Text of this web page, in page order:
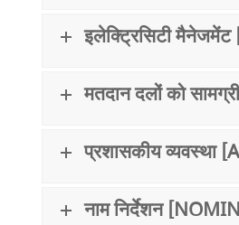
इलेक्ट्रिसिटी
मतदान दलों को
प्रशासकीय
नाम निर्देशन